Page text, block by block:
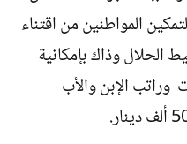
المواطنين من اقتناء
الحلال وذاك بإمكانية
وراتب الإبن والأب